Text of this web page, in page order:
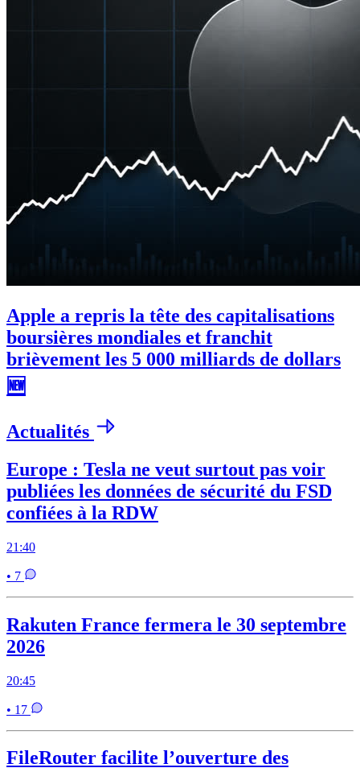
Apple a repris la tête des capitalisations
boursières mondiales et franchit
brièvement les 5 000 milliards de dollars
🆕
Actualités
Europe : Tesla ne veut surtout pas voir
publiées les données de sécurité du FSD
confiées à la RDW
21:40
• 7
Rakuten France fermera le 30 septembre
2026
20:45
• 17
FileRouter facilite l’ouverture des